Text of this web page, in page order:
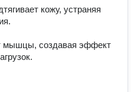
кожу, устраняя
мышцы, создавая эффект